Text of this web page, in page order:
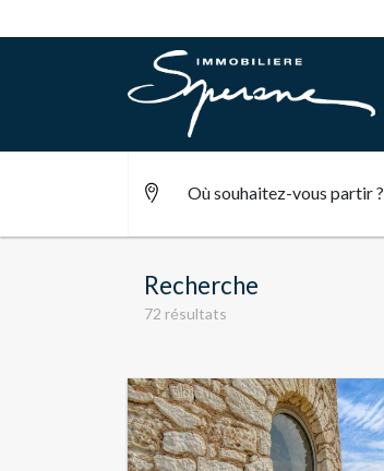
Où souhaitez-vous partir ?
Recherche
72 résultats